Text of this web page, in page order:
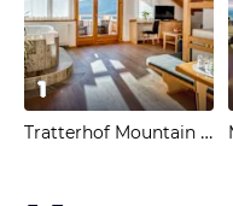
1
Tratterhof Mountain Sky Hotel